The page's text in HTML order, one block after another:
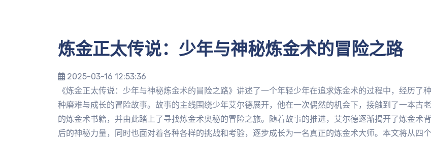
炼金正太传说：少年与神秘炼金术的冒险之路
2025-03-16 12:53:36
《炼金正太传说：少年与神秘炼金术的冒险之路》讲述了一个年轻少年在追求炼金术的过程中，经历了种
种磨难与成长的冒险故事。故事的主线围绕少年艾尔德展开，他在一次偶然的机会下，接触到了一本古老
的炼金术书籍，并由此踏上了寻找炼金术奥秘的冒险之旅。随着故事的推进，艾尔德逐渐揭开了炼金术背
后的神秘力量，同时也面对着各种各样的挑战和考验，逐步成长为一名真正的炼金术大师。本文将从四个